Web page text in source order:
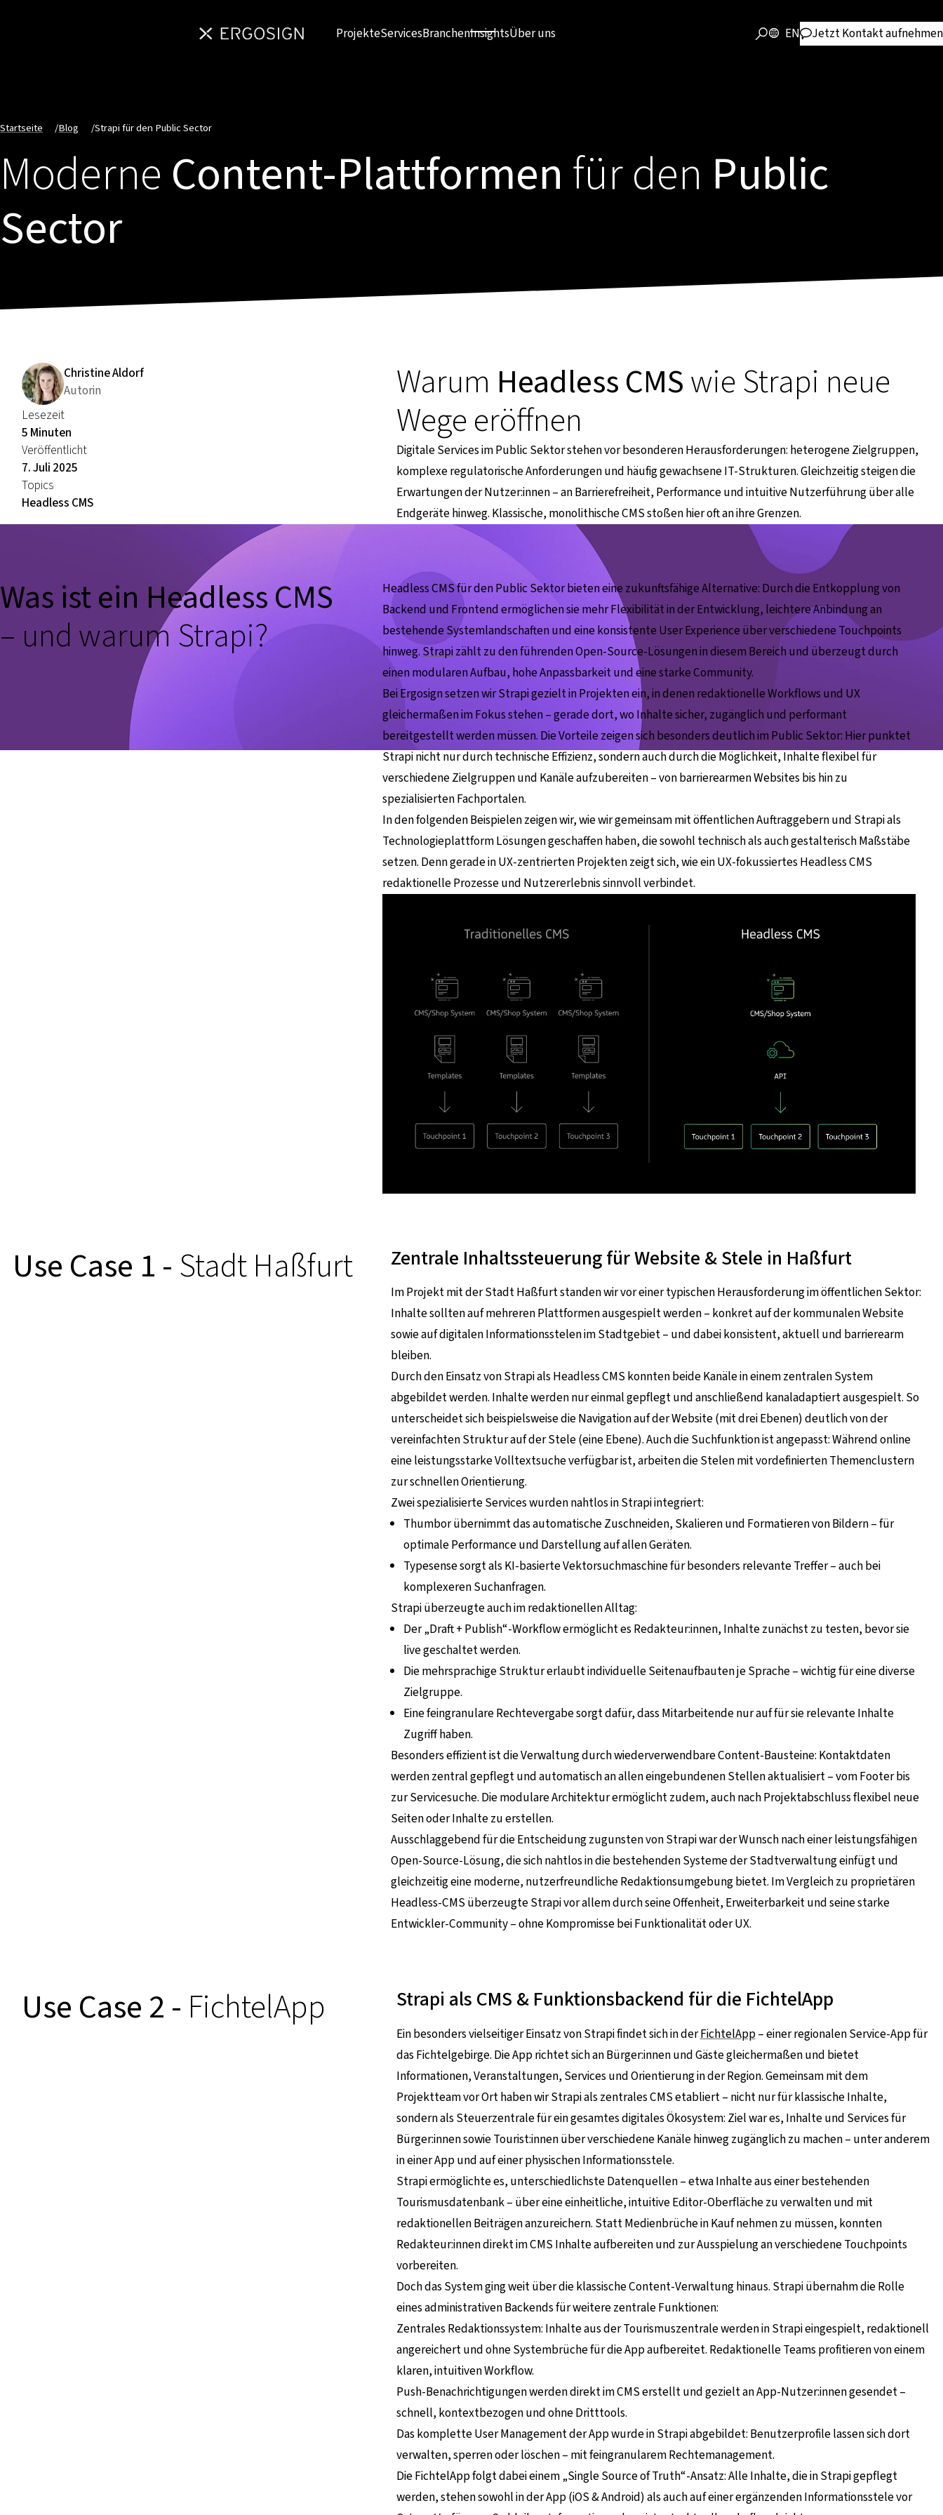
ProjekteServicesBranchenInsightsÜber uns EN Jetzt Kontakt aufnehmen
Startseite /Blog /Strapi für den Public Sector
Moderne Content-Plattformen für den Public
Sector
Christine Aldorf
Autorin
Lesezeit
5 Minuten
Veröffentlicht
7. Juli 2025
Topics
Headless CMS
Warum Headless CMSwie Strapi neue
Wege eröffnen
Digitale Services im Public Sektor stehen vor besonderen Herausforderungen: heterogene Zielgruppen,
komplexe regulatorische Anforderungen und häufig gewachsene IT-Strukturen. Gleichzeitig steigen die
Erwartungen der Nutzer:innen – an Barrierefreiheit, Performance und intuitive Nutzerführung über alle
Endgeräte hinweg. Klassische, monolithische CMS stoßen hier oft an ihre Grenzen.
Was ist ein Headless CMS
– und warum Strapi?
Headless CMS für den Public Sektor bieten eine zukunftsfähige Alternative: Durch die Entkopplung von
Backend und Frontend ermöglichen sie mehr Flexibilität in der Entwicklung, leichtere Anbindung an
bestehende Systemlandschaften und eine konsistente User Experience über verschiedene Touchpoints
hinweg. Strapizählt zu den führenden Open-Source-Lösungen in diesem Bereich und überzeugt durch
einen modularen Aufbau, hohe Anpassbarkeit und eine starke Community.
Bei Ergosign setzen wir Strapi gezielt in Projekten ein, in denen redaktionelle Workflows und UX
gleichermaßen im Fokus stehen – gerade dort, wo Inhalte sicher, zugänglich und performant
bereitgestellt werden müssen. Die Vorteile zeigen sich besonders deutlich im Public Sektor: Hier punktet
Strapi nicht nur durch technische Effizienz, sondern auch durch die Möglichkeit, Inhalte flexibel für
verschiedene Zielgruppen und Kanäle aufzubereiten – von barrierearmen Websites bis hin zu
spezialisierten Fachportalen.
In den folgenden Beispielen zeigen wir, wie wir gemeinsam mit öffentlichen Auftraggebern und Strapi als
Technologieplattform Lösungen geschaffen haben, die sowohl technisch als auch gestalterisch Maßstäbe
setzen. Denn gerade in UX-zentrierten Projekten zeigt sich, wie ein UX-fokussiertes Headless CMS
redaktionelle Prozesse und Nutzererlebnis sinnvoll verbindet.
Use Case 1 - Stadt Haßfurt Zentrale Inhaltssteuerung für Website & Stele in Haßfurt
Im Projekt mit der Stadt Haßfurt standen wir vor einer typischen Herausforderung im öffentlichen Sektor:
Inhalte sollten auf mehreren Plattformen ausgespielt werden – konkret auf der kommunalen Website
sowie auf digitalen Informationsstelen im Stadtgebiet – und dabei konsistent, aktuell und barrierearm
bleiben.
Durch den Einsatz von Strapi als Headless CMS konnten beide Kanäle in einem zentralen System
abgebildet werden. Inhalte werden nur einmal gepflegt und anschließend kanaladaptiert ausgespielt. So
unterscheidet sich beispielsweise die Navigation auf der Website (mit drei Ebenen) deutlich von der
vereinfachten Struktur auf der Stele (eine Ebene). Auch die Suchfunktion ist angepasst: Während online
eine leistungsstarke Volltextsuche verfügbar ist, arbeiten die Stelen mit vordefinierten Themenclustern
zur schnellen Orientierung.
Zwei spezialisierte Services wurden nahtlos in Strapi integriert:
Thumbor übernimmt das automatische Zuschneiden, Skalieren und Formatieren von Bildern – für
optimale Performance und Darstellung auf allen Geräten.
Typesense sorgt als KI-basierte Vektorsuchmaschine für besonders relevante Treffer – auch bei
komplexeren Suchanfragen.
Strapi überzeugte auch im redaktionellen Alltag:
Der „Draft + Publish“-Workflow ermöglicht es Redakteur:innen, Inhalte zunächst zu testen, bevor sie
live geschaltet werden.
Die mehrsprachige Struktur erlaubt individuelle Seitenaufbauten je Sprache – wichtig für eine diverse
Zielgruppe.
Eine feingranulare Rechtevergabe sorgt dafür, dass Mitarbeitende nur auf für sie relevante Inhalte
Zugriff haben.
Besonders effizient ist die Verwaltung durch wiederverwendbare Content-Bausteine: Kontaktdaten
werden zentral gepflegt und automatisch an allen eingebundenen Stellen aktualisiert – vom Footer bis
zur Servicesuche. Die modulare Architektur ermöglicht zudem, auch nach Projektabschluss flexibel neue
Seiten oder Inhalte zu erstellen.
Ausschlaggebend für die Entscheidung zugunsten von Strapi war der Wunsch nach einer leistungsfähigen
Open-Source-Lösung, die sich nahtlos in die bestehenden Systeme der Stadtverwaltung einfügt und
gleichzeitig eine moderne, nutzerfreundliche Redaktionsumgebung bietet. Im Vergleich zu proprietären
Headless-CMS überzeugte Strapi vor allem durch seine Offenheit, Erweiterbarkeit und seine starke
Entwickler-Community – ohne Kompromisse bei Funktionalität oder UX.
Use Case 2 - FichtelApp Strapi als CMS & Funktionsbackend für die FichtelApp
Ein besonders vielseitiger Einsatz von Strapi findet sich in derFichtelApp– einer regionalen Service-App für
das Fichtelgebirge. Die App richtet sich an Bürger:innen und Gäste gleichermaßen und bietet
Informationen, Veranstaltungen, Services und Orientierung in der Region. Gemeinsam mit dem
Projektteam vor Ort haben wir Strapi als zentrales CMS etabliert – nicht nur für klassische Inhalte,
sondern als Steuerzentrale für ein gesamtes digitales Ökosystem: Ziel war es, Inhalte und Services für
Bürger:innen sowie Tourist:innen über verschiedene Kanäle hinweg zugänglich zu machen – unter anderem
in einer App und auf einer physischen Informationsstele.
Strapi ermöglichte es, unterschiedlichste Datenquellen – etwa Inhalte aus einer bestehenden
Tourismusdatenbank – über eine einheitliche, intuitive Editor-Oberfläche zu verwalten und mit
redaktionellen Beiträgen anzureichern. Statt Medienbrüche in Kauf nehmen zu müssen, konnten
Redakteur:innen direkt im CMS Inhalte aufbereiten und zur Ausspielung an verschiedene Touchpoints
vorbereiten.
Doch das System ging weit über die klassische Content-Verwaltung hinaus. Strapi übernahm die Rolle
eines administrativen Backends für weitere zentrale Funktionen:
Zentrales Redaktionssystem: Inhalte aus der Tourismuszentrale werden in Strapi eingespielt, redaktionell
angereichert und ohne Systembrüche für die App aufbereitet. Redaktionelle Teams profitieren von einem
klaren, intuitiven Workflow.
Push-Benachrichtigungen werden direkt im CMS erstellt und gezielt an App-Nutzer:innen gesendet –
schnell, kontextbezogen und ohne Dritttools.
Das komplette User Management der App wurde in Strapi abgebildet: Benutzerprofile lassen sich dort
verwalten, sperren oder löschen – mit feingranularem Rechtemanagement.
Die FichtelApp folgt dabei einem „Single Source of Truth“-Ansatz: Alle Inhalte, die in Strapi gepflegt
werden, stehen sowohl in der App (iOS & Android) als auch auf einer ergänzenden Informationsstele vor